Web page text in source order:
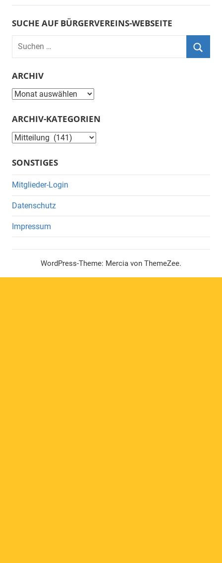
SUCHE AUF BÜRGERVEREINS-WEBSEITE
Suchen
ARCHIV
Archiv
ARCHIV-KATEGORIEN
Archiv-
SONSTIGES
Mitglieder-Login
Datenschutz
Impressum
WordPress-Theme: Mercia von ThemeZee.